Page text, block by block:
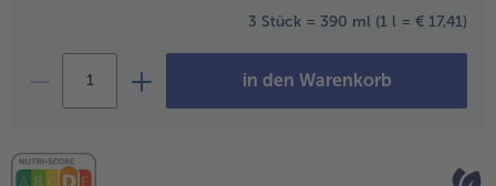
alle Küchenhelfer
3 Stück = 390 ml (1 l = € 17,41)
in den Warenkorb